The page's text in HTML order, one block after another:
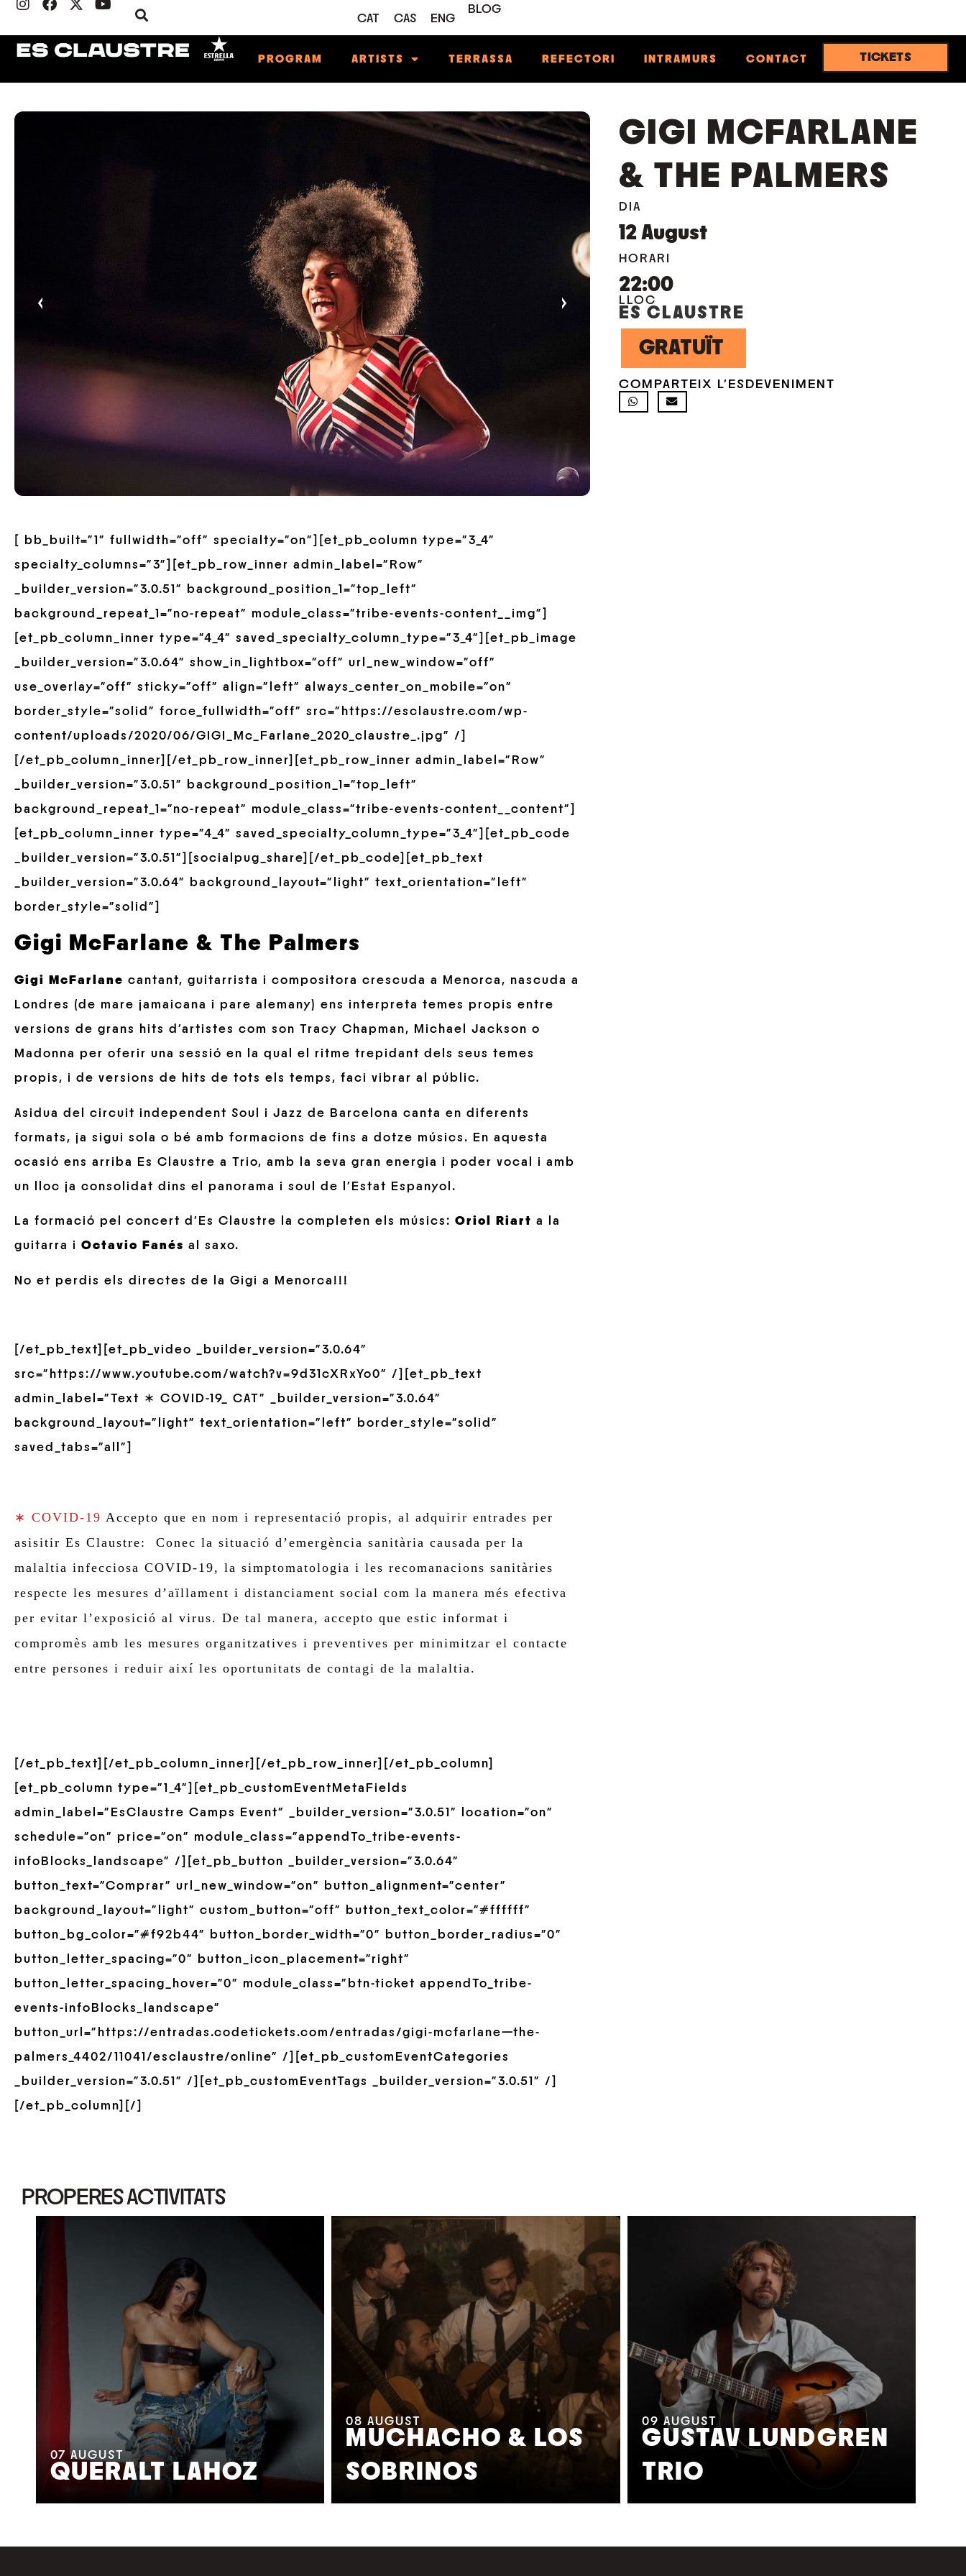
CAT CAS ENG
BLOG
PROGRAM ARTISTS TERRASSA REFECTORI INTRAMURS CONTACT TICKETS
‹ ›
GIGI MCFARLANE
& THE PALMERS
DIA
12 August
HORARI
22:00
LLOC
ES CLAUSTRE
GRATUÏT
COMPARTEIX L'ESDEVENIMENT
[ bb_built=”1″ fullwidth=”off” specialty=”on”][et_pb_column type=”3_4″
specialty_columns=”3″][et_pb_row_inner admin_label=”Row”
_builder_version=”3.0.51″ background_position_1=”top_left”
background_repeat_1=”no-repeat” module_class=”tribe-events-content__img”]
[et_pb_column_inner type=”4_4″ saved_specialty_column_type=”3_4″][et_pb_image
_builder_version=”3.0.64″ show_in_lightbox=”off” url_new_window=”off”
use_overlay=”off” sticky=”off” align=”left” always_center_on_mobile=”on”
border_style=”solid” force_fullwidth=”off” src=”https://esclaustre.com/wp-
content/uploads/2020/06/GIGI_Mc_Farlane_2020_claustre_.jpg” /]
[/et_pb_column_inner][/et_pb_row_inner][et_pb_row_inner admin_label=”Row”
_builder_version=”3.0.51″ background_position_1=”top_left”
background_repeat_1=”no-repeat” module_class=”tribe-events-content__content”]
[et_pb_column_inner type=”4_4″ saved_specialty_column_type=”3_4″][et_pb_code
_builder_version=”3.0.51″][socialpug_share][/et_pb_code][et_pb_text
_builder_version=”3.0.64″ background_layout=”light” text_orientation=”left”
border_style=”solid”]
Gigi McFarlane & The Palmers
Gigi McFarlane cantant, guitarrista i compositora crescuda a Menorca, nascuda a
Londres (de mare jamaicana i pare alemany) ens interpreta temes propis entre
versions de grans hits d’artistes com son Tracy Chapman, Michael Jackson o
Madonna per oferir una sessió en la qual el ritme trepidant dels seus temes
propis, i de versions de hits de tots els temps, faci vibrar al públic.
Asidua del circuit independent Soul i Jazz de Barcelona canta en diferents
formats, ja sigui sola o bé amb formacions de fins a dotze músics. En aquesta
ocasió ens arriba Es Claustre a Trio, amb la seva gran energia i poder vocal i amb
un lloc ja consolidat dins el panorama i soul de l’Estat Espanyol.
La formació pel concert d’Es Claustre la completen els músics: Oriol Riart a la
guitarra i Octavio Fanés al saxo.
No et perdis els directes de la Gigi a Menorca!!!
[/et_pb_text][et_pb_video _builder_version=”3.0.64″
src=”https://www.youtube.com/watch?v=9d31cXRxYo0″ /][et_pb_text
admin_label=”Text ∗ COVID-19_ CAT” _builder_version=”3.0.64″
background_layout=”light” text_orientation=”left” border_style=”solid”
saved_tabs=”all”]
∗ COVID-19 Accepto que en nom i representació propis, al adquirir entrades per
asisitir Es Claustre: Conec la situació d’emergència sanitària causada per la
malaltia infecciosa COVID-19, la simptomatologia i les recomanacions sanitàries
respecte les mesures d’aïllament i distanciament social com la manera més efectiva
per evitar l’exposició al virus. De tal manera, accepto que estic informat i
compromès amb les mesures organitzatives i preventives per minimitzar el contacte
entre persones i reduir així les oportunitats de contagi de la malaltia.
[/et_pb_text][/et_pb_column_inner][/et_pb_row_inner][/et_pb_column]
[et_pb_column type=”1_4″][et_pb_customEventMetaFields
admin_label=”EsClaustre Camps Event” _builder_version=”3.0.51″ location=”on”
schedule=”on” price=”on” module_class=”appendTo_tribe-events-
infoBlocks_landscape” /][et_pb_button _builder_version=”3.0.64″
button_text=”Comprar” url_new_window=”on” button_alignment=”center”
background_layout=”light” custom_button=”off” button_text_color=”#ffffff”
button_bg_color=”#f92b44″ button_border_width=”0″ button_border_radius=”0″
button_letter_spacing=”0″ button_icon_placement=”right”
button_letter_spacing_hover=”0″ module_class=”btn-ticket appendTo_tribe-
events-infoBlocks_landscape”
button_url=”https://entradas.codetickets.com/entradas/gigi-mcfarlane—the-
palmers_4402/11041/esclaustre/online” /][et_pb_customEventCategories
_builder_version=”3.0.51″ /][et_pb_customEventTags _builder_version=”3.0.51″ /]
[/et_pb_column][/]
PROPERES ACTIVITATS
07 AUGUST
QUERALT LAHOZ
08 AUGUST
MUCHACHO & LOS
SOBRINOS
09 AUGUST
GUSTAV LUNDGREN
TRIO